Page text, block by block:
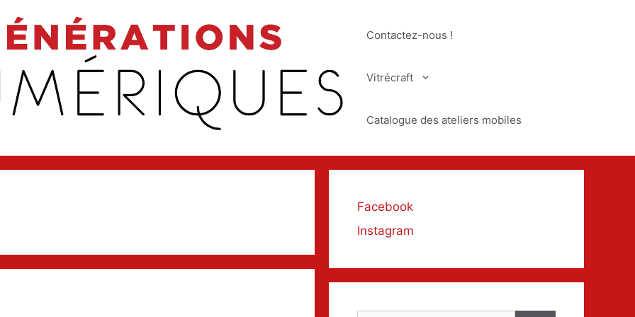
Contactez-nous !
Vitrécraft
Catalogue des ateliers mobiles
Facebook
Instagram